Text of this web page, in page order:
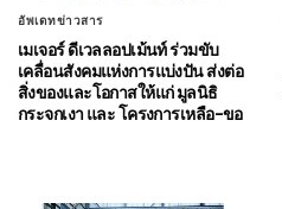
อัพเดทข่าวสาร
เมเจอร์ ดีเวลลอปเม้นท์ ร่วมขับ
เคลื่อนสังคมแห่งการแบ่งปัน ส่งต่อ
สิ่งของและโอกาสให้แก่ มูลนิธิ
กระจกเงา และ โครงการเหลือ-ขอ